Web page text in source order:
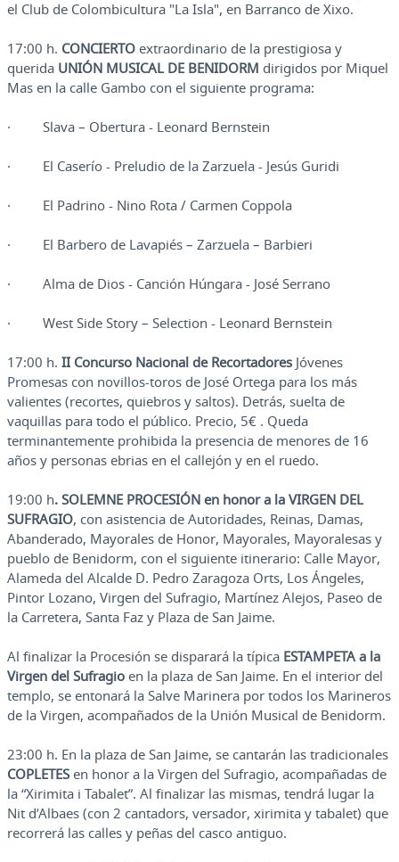
el Club de Colombicultura "La Isla", en Barranco de Xixo.
17:00 h. CONCIERTO extraordinario de la prestigiosa y
querida UNIÓN MUSICAL DE BENIDORM dirigidos por Miquel
Mas en la calle Gambo con el siguiente programa:
· Slava – Obertura - Leonard Bernstein
· El Caserío - Preludio de la Zarzuela - Jesús Guridi
· El Padrino - Nino Rota / Carmen Coppola
· El Barbero de Lavapiés – Zarzuela – Barbieri
· Alma de Dios - Canción Húngara - José Serrano
· West Side Story – Selection - Leonard Bernstein
17:00 h. II Concurso Nacional de Recortadores Jóvenes
Promesas con novillos-toros de José Ortega para los más
valientes (recortes, quiebros y saltos). Detrás, suelta de
vaquillas para todo el público. Precio, 5€ . Queda
terminantemente prohibida la presencia de menores de 16
años y personas ebrias en el callejón y en el ruedo.
19:00 h. SOLEMNE PROCESIÓN en honor a la VIRGEN DEL
SUFRAGIO, con asistencia de Autoridades, Reinas, Damas,
Abanderado, Mayorales de Honor, Mayorales, Mayoralesas y
pueblo de Benidorm, con el siguiente itinerario: Calle Mayor,
Alameda del Alcalde D. Pedro Zaragoza Orts, Los Ángeles,
Pintor Lozano, Virgen del Sufragio, Martínez Alejos, Paseo de
la Carretera, Santa Faz y Plaza de San Jaime.
Al finalizar la Procesión se disparará la típica ESTAMPETA a la
Virgen del Sufragio en la plaza de San Jaime. En el interior del
templo, se entonará la Salve Marinera por todos los Marineros
de la Virgen, acompañados de la Unión Musical de Benidorm.
23:00 h. En la plaza de San Jaime, se cantarán las tradicionales
COPLETES en honor a la Virgen del Sufragio, acompañadas de
la “Xirimita i Tabalet”. Al finalizar las mismas, tendrá lugar la
Nit d’Albaes (con 2 cantadors, versador, xirimita y tabalet) que
recorrerá las calles y peñas del casco antiguo.